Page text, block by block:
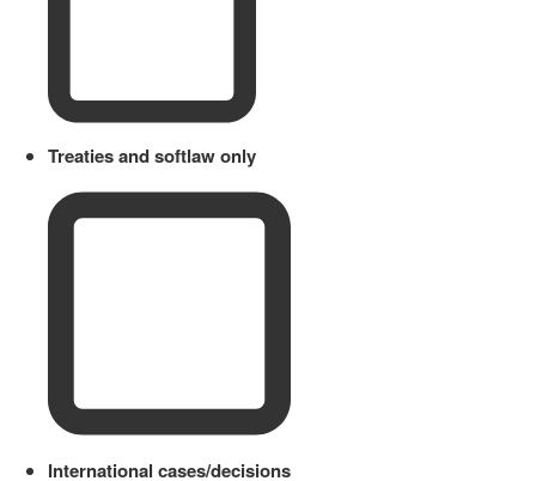
Treaties and softlaw only
International cases/decisions